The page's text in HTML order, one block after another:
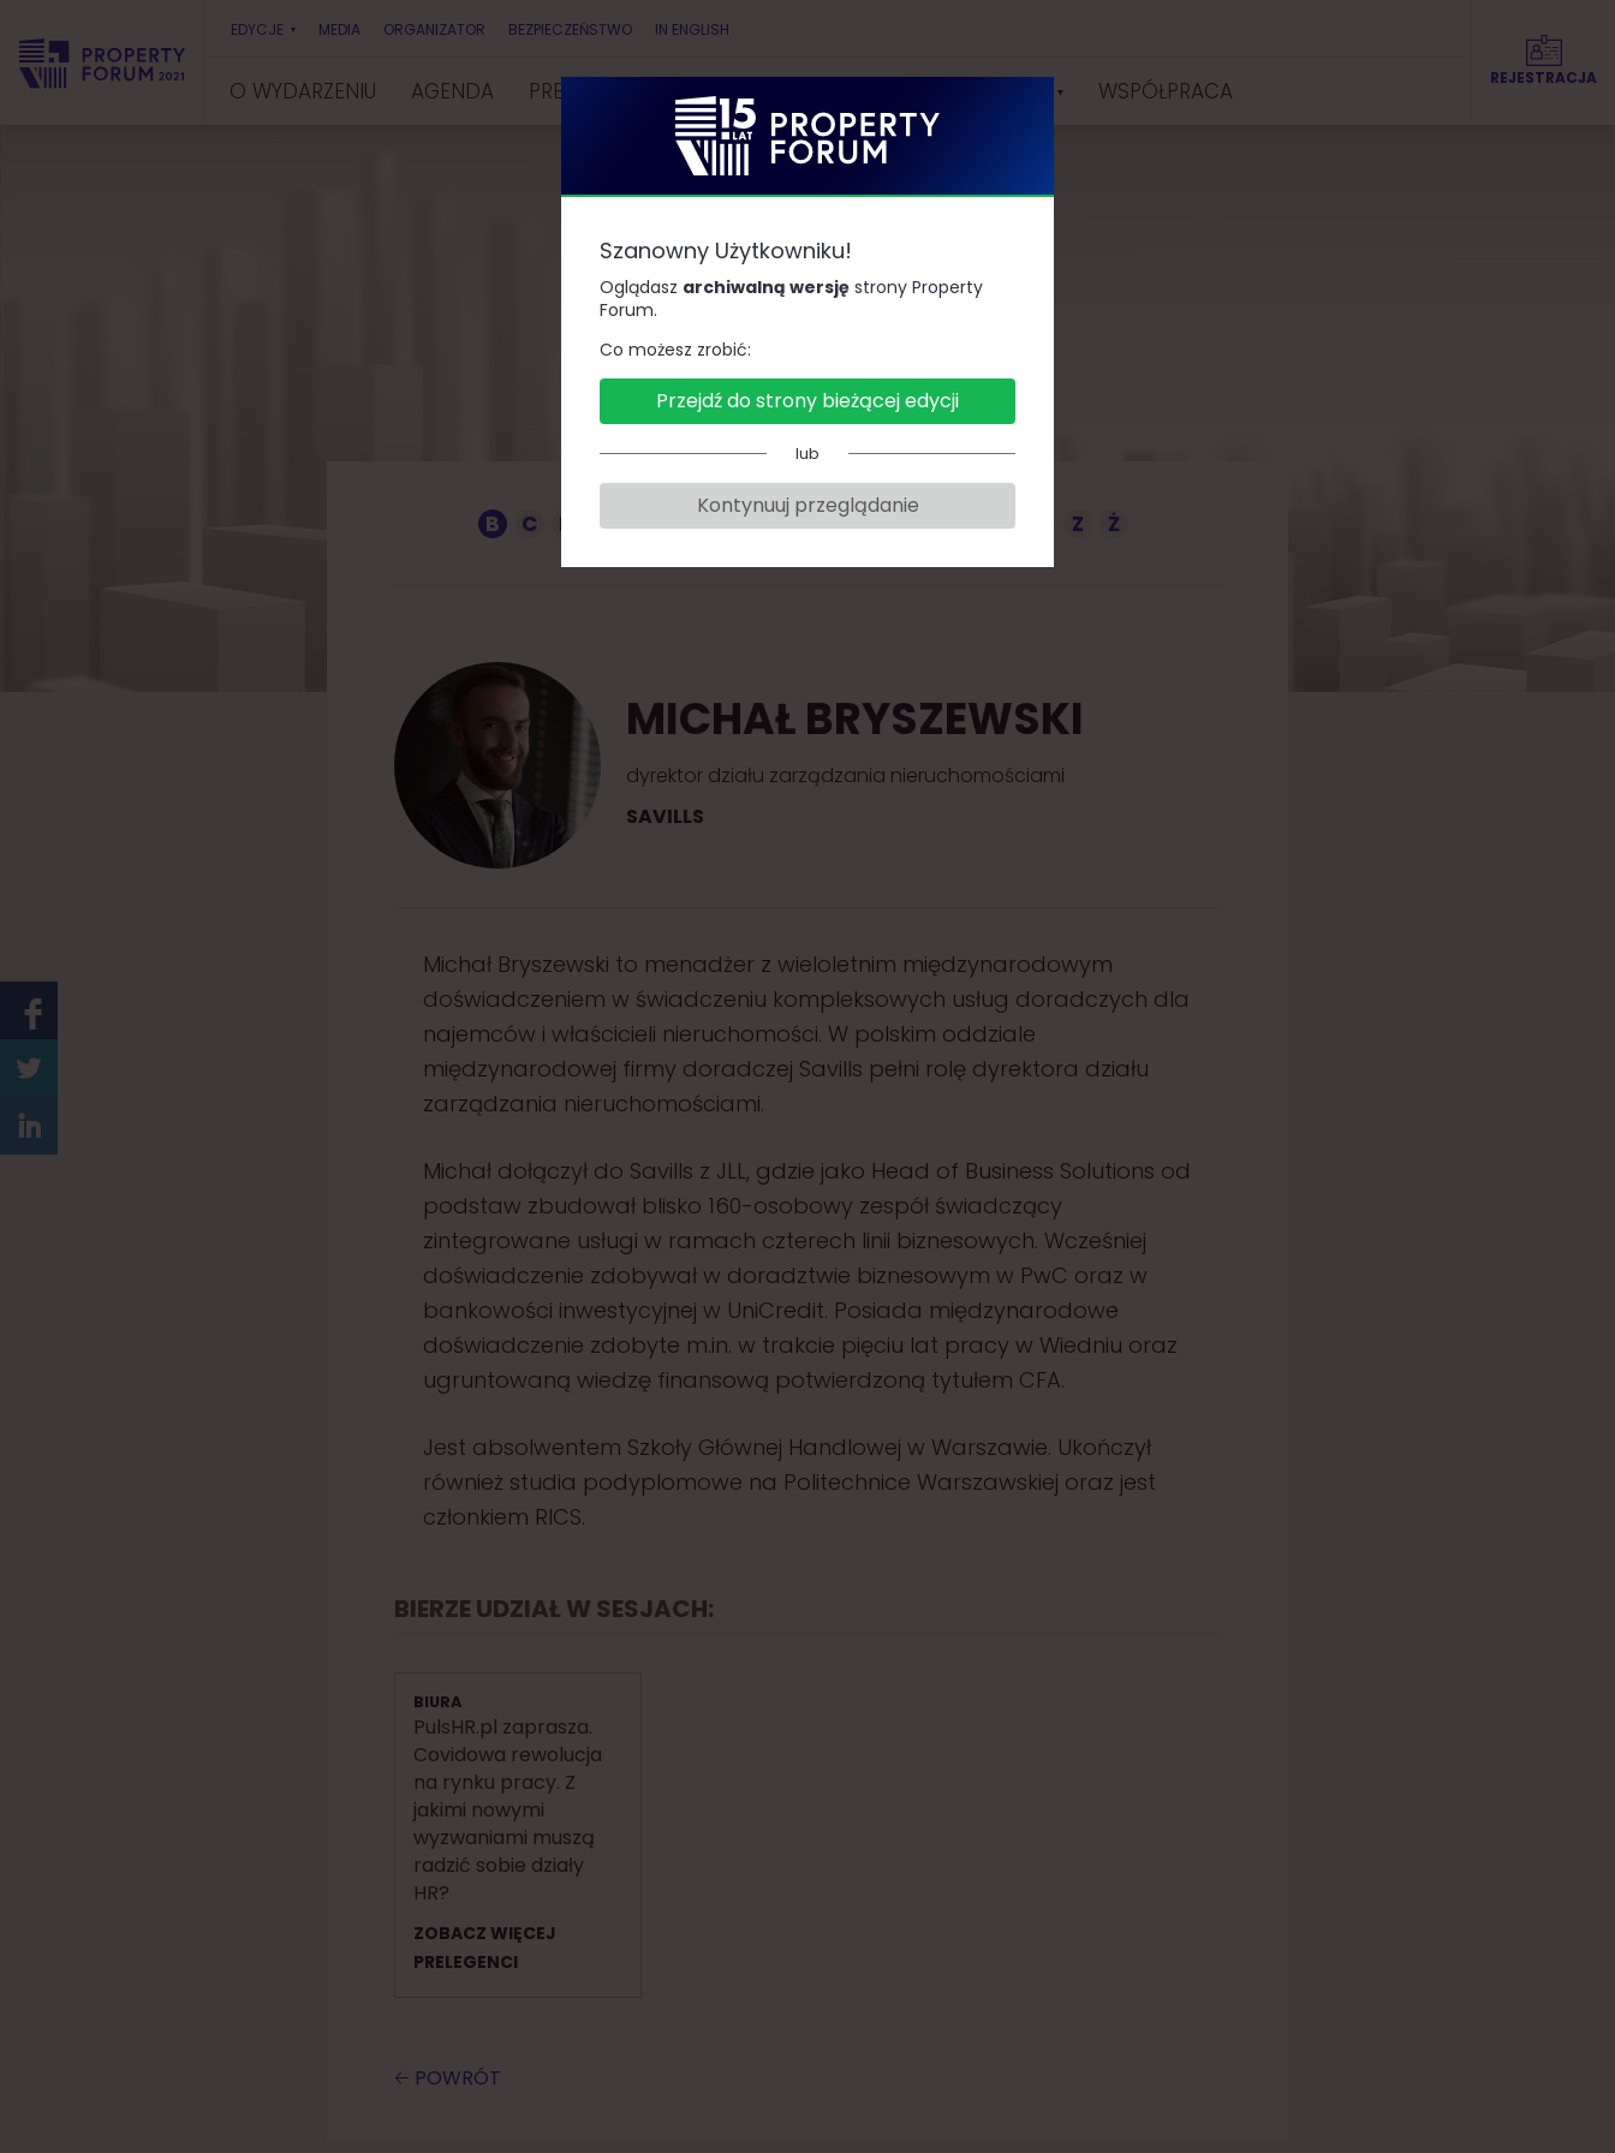
O WYDARZENIU AGENDA PRELEGENCI PARTNERZY WSPÓŁPRACA
EDYCJE MEDIA ORGANIZATOR BEZPIECZEŃSTWO IN ENGLISH
REJESTRACJA
Prelegenci
B C D F G J K L Ł M O P R S T Z Ż
MICHAŁ BRYSZEWSKI
dyrektor działu zarządzania nieruchomościami
SAVILLS
Michał Bryszewski to menadżer z wieloletnim międzynarodowym
doświadczeniem w świadczeniu kompleksowych usług doradczych dla
najemców i właścicieli nieruchomości. W polskim oddziale
międzynarodowej firmy doradczej Savills pełni rolę dyrektora działu
zarządzania nieruchomościami.
Michał dołączył do Savills z JLL, gdzie jako Head of Business Solutions od
podstaw zbudował blisko 160-osobowy zespół świadczący
zintegrowane usługi w ramach czterech linii biznesowych. Wcześniej
doświadczenie zdobywał w doradztwie biznesowym w PwC oraz w
bankowości inwestycyjnej w UniCredit. Posiada międzynarodowe
doświadczenie zdobyte m.in. w trakcie pięciu lat pracy w Wiedniu oraz
ugruntowaną wiedzę finansową potwierdzoną tytułem CFA.
Jest absolwentem Szkoły Głównej Handlowej w Warszawie. Ukończył
również studia podyplomowe na Politechnice Warszawskiej oraz jest
członkiem RICS.
BIERZE UDZIAŁ W SESJACH:
BIURA
PulsHR.pl zaprasza.
Covidowa rewolucja
na rynku pracy. Z
jakimi nowymi
wyzwaniami muszą
radzić sobie działy
HR?
ZOBACZ WIĘCEJ
PRELEGENCI
🡠 POWRÓT
Szanowny Użytkowniku!
Oglądasz archiwalną wersję strony Property
Forum.
Co możesz zrobić:
Przejdź do strony bieżącej edycji
lub
Kontynuuj przeglądanie